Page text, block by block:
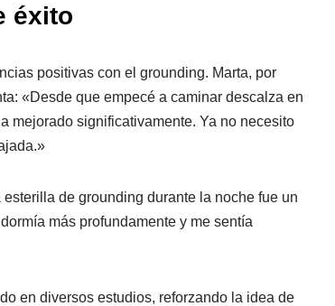
éxito
positivas con el grounding. Marta, por
«Desde que empecé a caminar descalza en
mejorado significativamente. Ya no necesito
de grounding durante la noche fue un
más profundamente y me sentía
en diversos estudios, reforzando la idea de